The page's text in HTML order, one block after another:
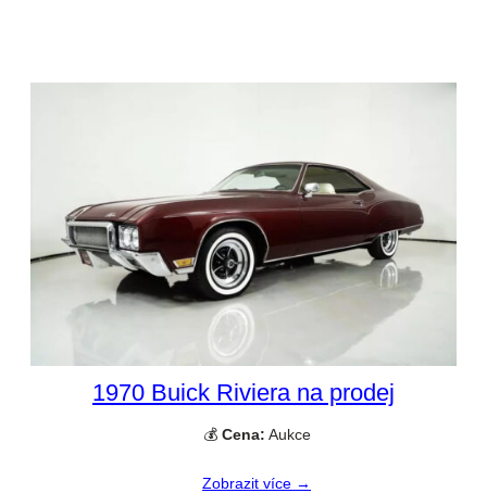
1970 Buick Riviera na prodej
💰 Cena: Aukce
Zobrazit více →